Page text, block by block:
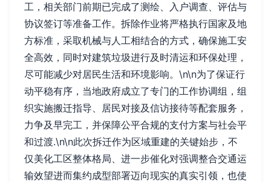
工，相关部门前期已完成了测绘、入户调查、评估与
协议签订等准备工作。拆除作业将严格执行国家及地
方标准，采取机械与人工相结合的方式，确保施工安
全高效，同时对建筑垃圾进行及时清运和环保处理，
尽可能减少对居民生活和环境影响。\n\n为了保证行
动平稳有序，当地政府成立了专门的工作协调组，组
织实施搬迁指导、居民对接及信访接待等配套服务，
力争及早完工，并保障公平合规的支付方案与社会平
和过渡.\n\n此次拆迁作为区域重建的关键始步，不
仅美化工区整体格局、进一步催化对强调整合交通运
输效望进而集约成型部署迈向现实的真实引领，也使